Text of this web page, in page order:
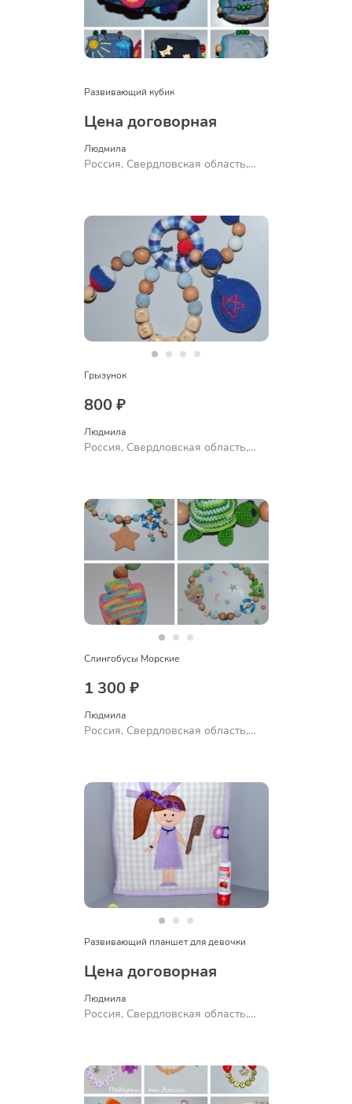
Развивающий кубик
Цена договорная
Людмила
Россия, Свердловская область,
Грызунок
800 ₽
Людмила
Россия, Свердловская область,
Слингобусы Морские
1 300 ₽
Людмила
Россия, Свердловская область,
Развивающий планшет для девочки
Цена договорная
Людмила
Россия, Свердловская область,